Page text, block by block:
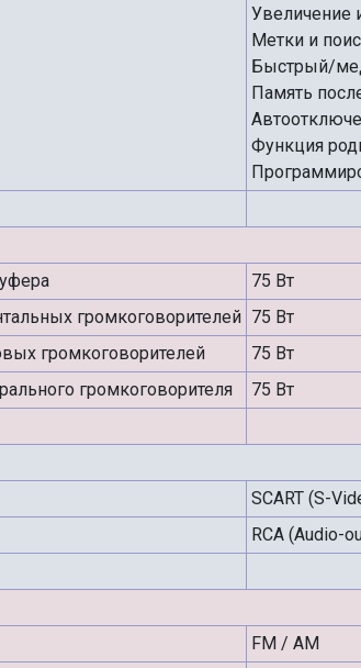
Увеличение
Метки и
Быстрый/
Память
Функция
75 Вт
громкоговорителей 75 Вт
громкоговорителей
75 Вт
громкоговорителя
75 Вт
SCART (S-
RCA (Audio-
FM / AM